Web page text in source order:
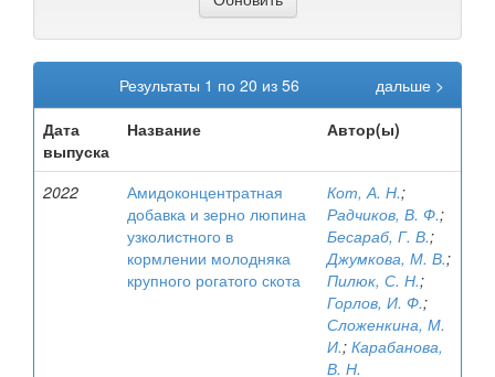
Результаты 1 по 20 из 56
дальше >
Дата
выпуска
Название Автор(ы)
2022
Амидоконцентратная
добавка и зерно люпина
узколистного в
кормлении молодняка
крупного рогатого скота
Кот, А. Н.;
Радчиков, В. Ф.;
Бесараб, Г. В.;
Джумкова, М. В.;
Пилюк, С. Н.;
Горлов, И. Ф.;
Сложенкина, М.
И.; Карабанова,
В. Н.